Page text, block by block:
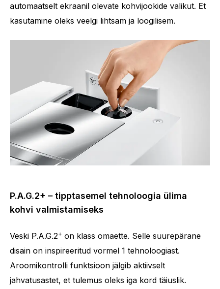
automaatselt ekraanil olevate kohvijookide valikut. Et
kasutamine oleks veelgi lihtsam ja loogilisem.
P.A.G.2+ – tipptasemel tehnoloogia ülima
kohvi valmistamiseks
Veski P.A.G.2+ on klass omaette. Selle suurepärane
disain on inspireeritud vormel 1 tehnoloogiast.
Aroomikontrolli funktsioon jälgib aktiivselt
jahvatusastet, et tulemus oleks iga kord täiuslik.